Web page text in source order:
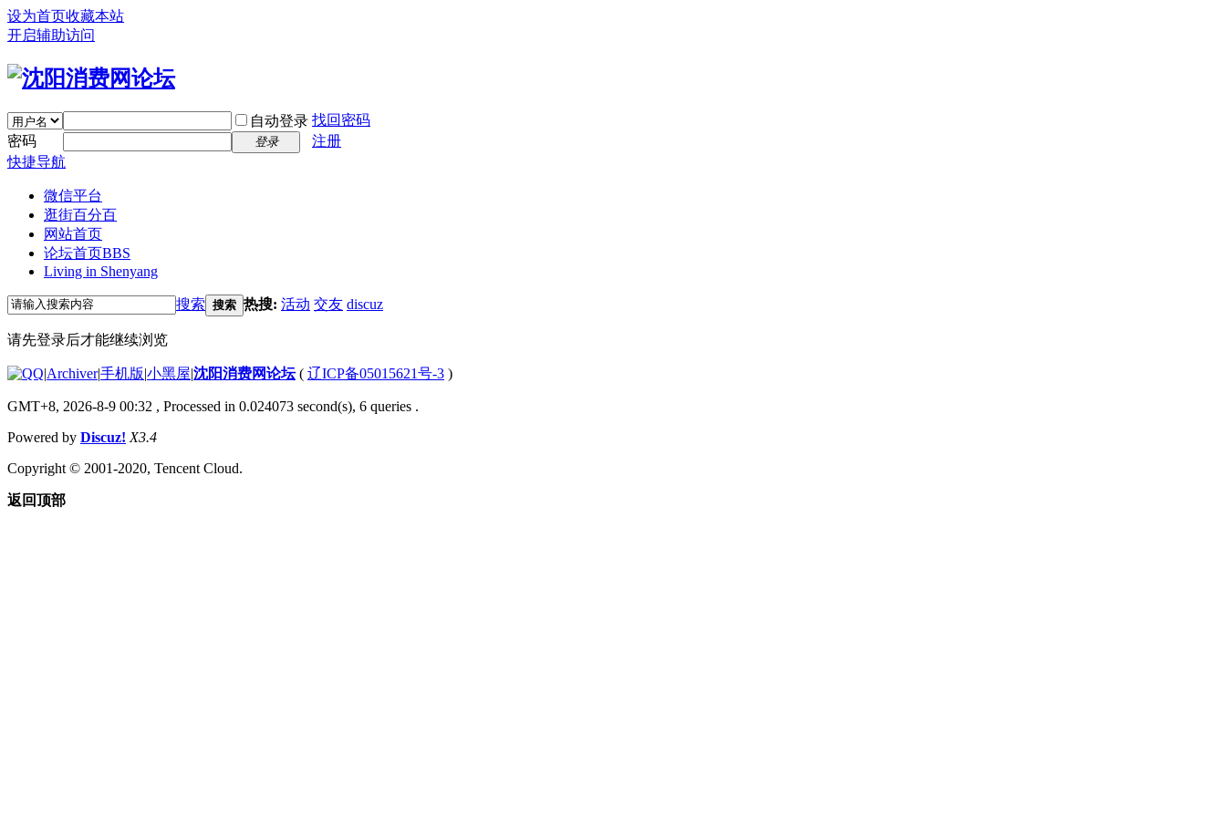
设为首页收藏本站
开启辅助访问
自动登录 找回密码
密码
登录
注册
快捷导航
微信平台
逛街百分百
网站首页
论坛首页BBS
Living in Shenyang
搜索 搜索 热搜: 活动 交友 discuz
请先登录后才能继续浏览
|Archiver|手机版|小黑屋|沈阳消费网论坛( 辽ICP备05015621号-3 )
GMT+8, 2026-8-9 00:32 , Processed in 0.024073 second(s), 6 queries .
Powered by Discuz! X3.4
Copyright © 2001-2020, Tencent Cloud.
返回顶部